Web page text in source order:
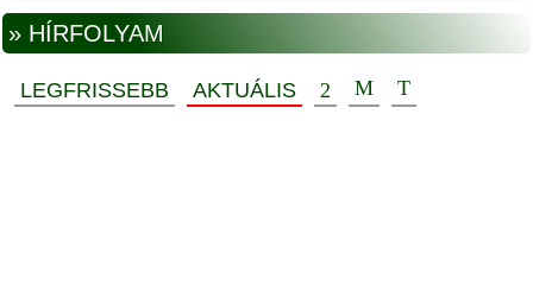
» HÍRFOLYAM
LEGFRISSEBB AKTUÁLIS